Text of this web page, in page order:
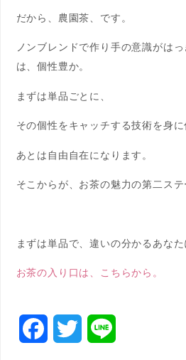
だから、農園茶、です。
ノンブレンドで作り手の意識がは
は、個性豊か。
まずは単品ごとに、
その個性をキャッチする技術を身に
あとは自由自在になります。
そこからが、お茶の魅力の第二ステ
まずは単品で、違いの分かるあなた
お茶の入り口は、こちらから。